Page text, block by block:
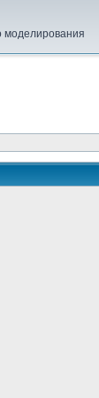
моделирования